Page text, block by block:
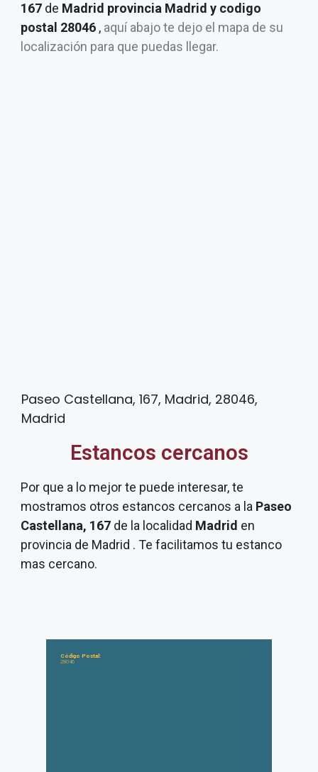
167 de Madrid provincia Madrid y codigo
postal 28046 , aquí abajo te dejo el mapa de su
localización para que puedas llegar.
Paseo Castellana, 167, Madrid, 28046,
Madrid
Estancos cercanos
Por que a lo mejor te puede interesar, te
mostramos otros estancos cercanos a la Paseo
Castellana, 167 de la localidad Madrid en
provincia de Madrid . Te facilitamos tu estanco
mas cercano.
Código Postal:
28046